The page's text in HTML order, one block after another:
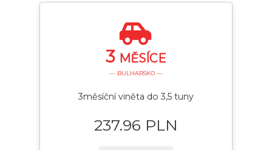
3 MĚSÍCE
— BULHARSKO —
3měsíční viněta do 3,5 tuny
237.96 PLN